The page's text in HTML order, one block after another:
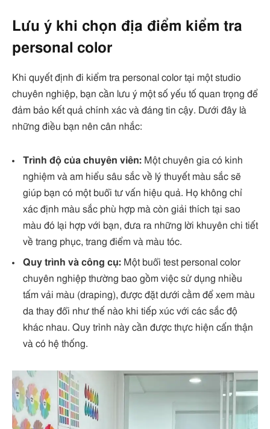
Lưu ý khi chọn địa điểm kiểm tra
personal color
Khi quyết định đi kiểm tra personal color tại một studio
chuyên nghiệp, bạn cần lưu ý một số yếu tố quan trọng để
đảm bảo kết quả chính xác và đáng tin cậy. Dưới đây là
những điều bạn nên cân nhắc:
Trình độ của chuyên viên: Một chuyên gia có kinh
nghiệm và am hiểu sâu sắc về lý thuyết màu sắc sẽ
giúp bạn có một buổi tư vấn hiệu quả. Họ không chỉ
xác định màu sắc phù hợp mà còn giải thích tại sao
màu đó lại hợp với bạn, đưa ra những lời khuyên chi tiết
về trang phục, trang điểm và màu tóc.
Quy trình và công cụ: Một buổi test personal color
chuyên nghiệp thường bao gồm việc sử dụng nhiều
tấm vải màu (draping), được đặt dưới cằm để xem màu
da thay đổi như thế nào khi tiếp xúc với các sắc độ
khác nhau. Quy trình này cần được thực hiện cẩn thận
và có hệ thống.